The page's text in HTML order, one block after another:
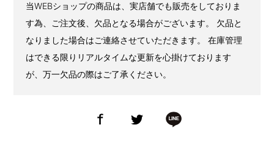
当WEBショップの商品は、実店舗でも販売をしておりま
す為、ご注文後、欠品となる場合がございます。 欠品と
なりました場合はご連絡させていただきます。 在庫管理
はできる限りリアルタイムな更新を心掛けております
が、万一欠品の際はご了承ください。